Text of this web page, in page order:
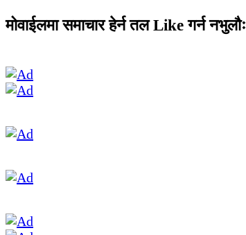
मोवाईलमा समाचार हेर्न तल Like गर्न नभुलौः